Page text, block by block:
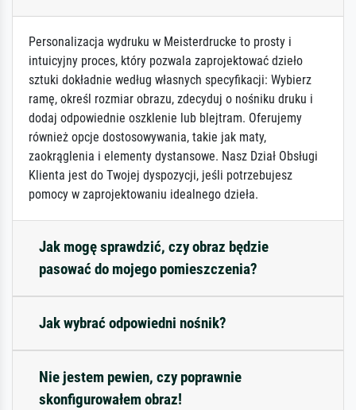
Personalizacja wydruku w Meisterdrucke to prosty i
intuicyjny proces, który pozwala zaprojektować dzieło
sztuki dokładnie według własnych specyfikacji: Wybierz
ramę, określ rozmiar obrazu, zdecyduj o nośniku druku i
dodaj odpowiednie oszklenie lub blejtram. Oferujemy
również opcje dostosowywania, takie jak maty,
zaokrąglenia i elementy dystansowe. Nasz Dział Obsługi
Klienta jest do Twojej dyspozycji, jeśli potrzebujesz
pomocy w zaprojektowaniu idealnego dzieła.
Jak mogę sprawdzić, czy obraz będzie
pasować do mojego pomieszczenia?
Jak wybrać odpowiedni nośnik?
Nie jestem pewien, czy poprawnie
skonfigurowałem obraz!